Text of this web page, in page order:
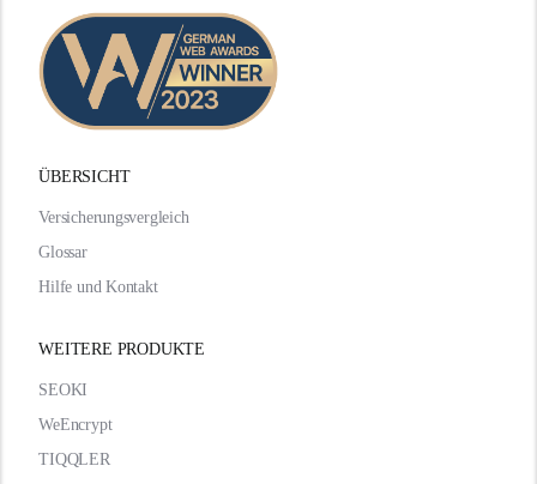
ÜBERSICHT
WEITERE PRODUKTE
Versicherungsvergleich
Glossar
Hilfe und Kontakt
SEOKI
WeEncrypt
TIQQLER